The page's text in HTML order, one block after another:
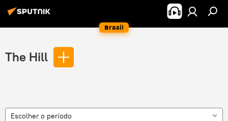
Brasil
The Hill
Escolher o período